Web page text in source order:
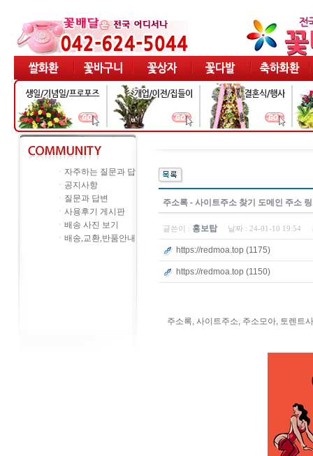
ㆍ 자주하는 질문과 답
ㆍ 공지사항
ㆍ 질문과 답변
ㆍ 사용후기 게시판
ㆍ 배송 사진 보기
ㆍ 배송,교환,반품안내
주소록 - 사이트주소 찾기 도메인 주소
글쓴이 : 홍보탑 날짜 : 24-01-10 19:54
https://redmoa.top (1175)
https://redmoa.top (1150)
주소록, 사이트주소, 주소모아, 토렌트